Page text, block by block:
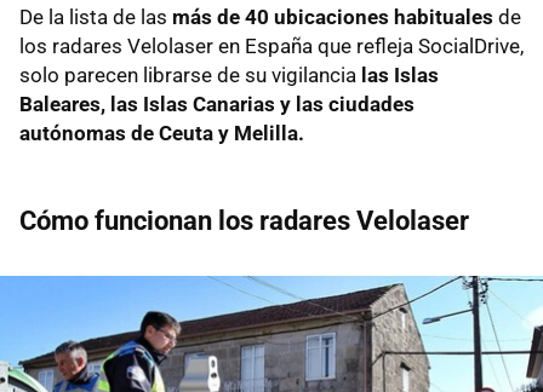
De la lista de las más de 40 ubicaciones habituales de
los radares Velolaser en España que refleja SocialDrive,
solo parecen librarse de su vigilancia las Islas
Baleares, las Islas Canarias y las ciudades
autónomas de Ceuta y Melilla.
Cómo funcionan los radares Velolaser